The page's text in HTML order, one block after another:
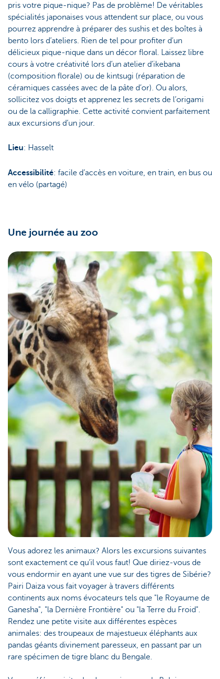
pris votre pique-nique? Pas de problème! De véritables
spécialités japonaises vous attendent sur place, ou vous
pourrez apprendre à préparer des sushis et des boîtes à
bento lors d’ateliers. Rien de tel pour profiter d’un
délicieux pique-nique dans un décor floral. Laissez libre
cours à votre créativité lors d’un atelier d’ikebana
(composition florale) ou de kintsugi (réparation de
céramiques cassées avec de la pâte d’or). Ou alors,
sollicitez vos doigts et apprenez les secrets de l’origami
ou de la calligraphie. Cette activité convient parfaitement
aux excursions d’un jour.
Lieu: Hasselt
Accessibilité: facile d’accès en voiture, en train, en bus ou
en vélo (partagé)
Une journée au zoo
Vous adorez les animaux? Alors les excursions suivantes
sont exactement ce qu’il vous faut! Que diriez-vous de
vous endormir en ayant une vue sur des tigres de Sibérie?
Pairi Daiza vous fait voyager à travers différents
continents aux noms évocateurs tels que "le Royaume de
Ganesha", "la Dernière Frontière" ou "la Terre du Froid".
Rendez une petite visite aux différentes espèces
animales: des troupeaux de majestueux éléphants aux
pandas géants divinement paresseux, en passant par un
rare spécimen de tigre blanc du Bengale.